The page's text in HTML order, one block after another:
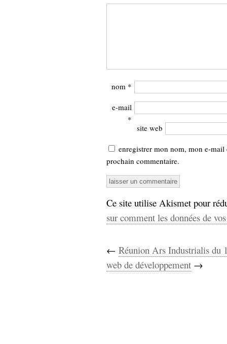
nom *
e-mail
*
site web
enregistrer mon nom, mon e-
prochain commentaire.
Ce site utilise Akismet pour
sur comment les données de
← Réunion Ars Industrialis du
web de développement →